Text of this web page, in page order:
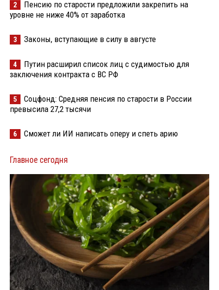
2
Пенсию по старости предложили закрепить на
уровне не ниже 40% от заработка
3 Законы, вступающие в силу в августе
4
Путин расширил список лиц с судимостью для
заключения контракта с ВС РФ
5
Соцфонд: Средняя пенсия по старости в России
превысила 27,2 тысячи
6 Сможет ли ИИ написать оперу и спеть арию
Главное сегодня